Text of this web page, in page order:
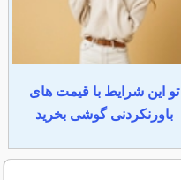
تو این شرایط با قیمت های
باورنکردنی گوشی بخرید